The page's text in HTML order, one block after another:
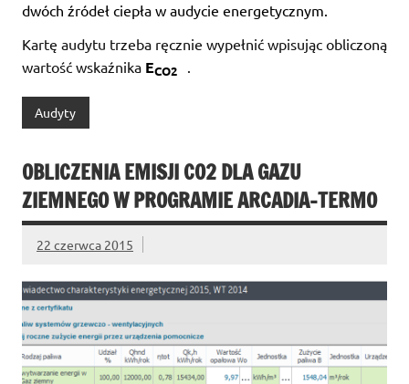
dwóch źródeł ciepła w audycie energetycznym.
Kartę audytu trzeba ręcznie wypełnić wpisując obliczoną
wartość wskaźnika ECO2
Audyty
OBLICZENIA EMISJI CO2 DLA GAZU
ZIEMNEGO W PROGRAMIE ARCADIA-TERMO
22 czerwca 2015